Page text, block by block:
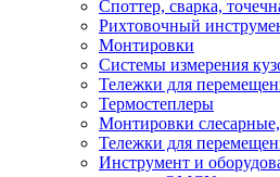
Споттер, сварка,
Рихтовочный
Монтировки
Системы измерения
Тележки для
Термостеплеры
Монтировки
Тележки для
Инструмент и